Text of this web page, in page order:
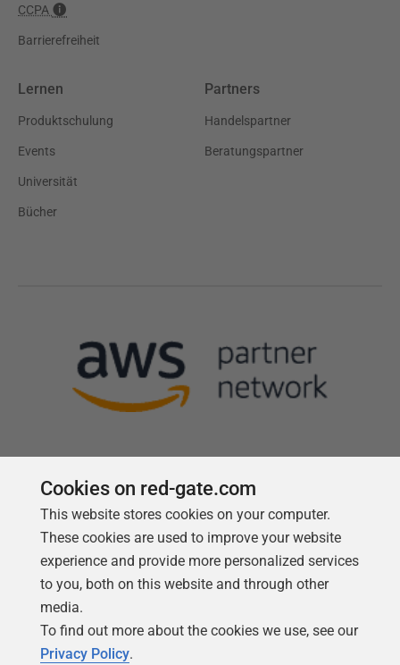
CCPA
Barrierefreiheit
Lernen
Produktschulung
Events
Universität
Bücher
Partners
Handelspartner
Beratungspartner
Follow us
Cookies on red-gate.com
This website stores cookies on your computer.
These cookies are used to improve your website
experience and provide more personalized services
to you, both on this website and through other
media.
To find out more about the cookies we use, see our
Privacy Policy.